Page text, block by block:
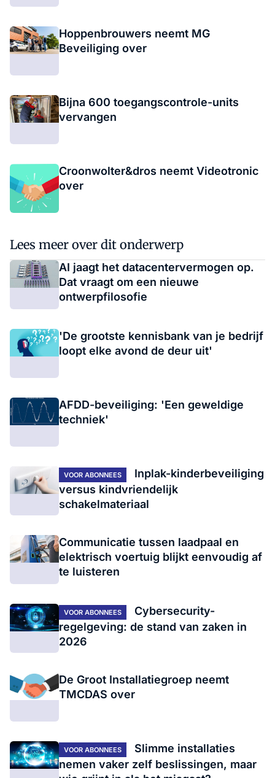
Hoppenbrouwers neemt MG
Beveiliging over
Bijna 600 toegangscontrole-units
vervangen
Croonwolter&dros neemt Videotronic
over
Lees meer over dit onderwerp
AI jaagt het datacentervermogen op.
Dat vraagt om een nieuwe
ontwerpfilosofie
'De grootste kennisbank van je bedrijf
loopt elke avond de deur uit'
AFDD-beveiliging: 'Een geweldige
techniek'
VOOR ABONNEES
Inplak-kinderbeveiliging
versus kindvriendelijk
schakelmateriaal
Communicatie tussen laadpaal en
elektrisch voertuig blijkt eenvoudig af
te luisteren
VOOR ABONNEES
Cybersecurity-
regelgeving: de stand van zaken in
2026
De Groot Installatiegroep neemt
TMCDAS over
VOOR ABONNEES
Slimme installaties
nemen vaker zelf beslissingen, maar